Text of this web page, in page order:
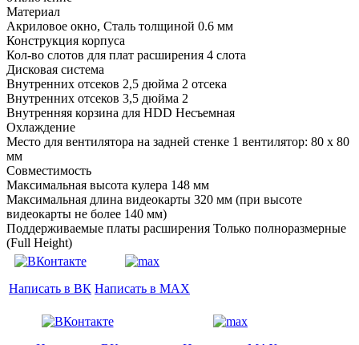
Материал
Акриловое окно, Сталь толщиной 0.6 мм
Конструкция корпуса
Кол-во слотов для плат расширения 4 слота
Дисковая система
Внутренних отсеков 2,5 дюйма 2 отсека
Внутренних отсеков 3,5 дюйма 2
Внутренняя корзина для HDD Несъемная
Охлаждение
Место для вентилятора на задней стенке 1 вентилятор: 80 x 80
мм
Совместимость
Максимальная высота кулера 148 мм
Максимальная длина видеокарты 320 мм (при высоте
видеокарты не более 140 мм)
Поддерживаемые платы расширения Только полноразмерные
(Full Height)
Написать в ВК Написать в MAX